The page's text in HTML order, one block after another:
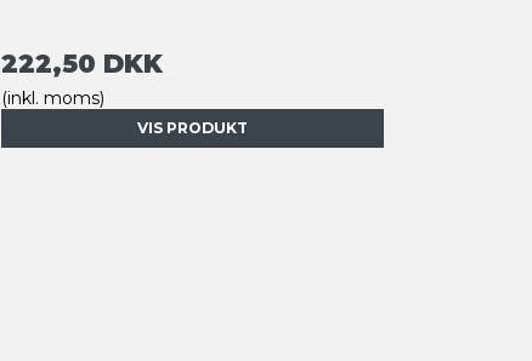
222,50 DKK
(inkl. moms)
VIS PRODUKT